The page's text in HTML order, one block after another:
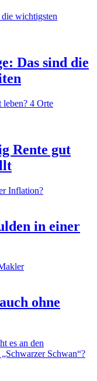
Das sind die
Rente gut
in einer
ohne